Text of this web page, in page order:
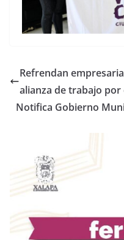
Refrendan
alianza de trabajo por
Notifica Gobierno